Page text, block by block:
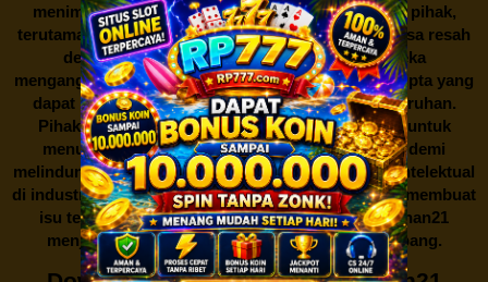
menimbulkan kontroversi di industri film. Banyak pihak,
terutama produsen film dan pemilik hak cipta, merasa resah
dengan maraknya situs-situs seperti ini. Mereka
menganggapnya sebagai bentuk pelanggaran hak cipta yang
dapat merugikan industri perfilman secara keseluruhan.
Pihak berwenang pun turut terlibat dalam upaya untuk
menutup situs-situs ilegal semacam Rebahan21 demi
melindungi keberlangsungan bisnis dan kekayaan intelektual
di industri hiburan. Konflik kepentingan inilah yang membuat
isu tentang menonton film secara gratis diRebahan21
menjadi perbincangan seru yang terus berkembang.